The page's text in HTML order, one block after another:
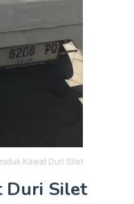
Kawat Duri Silet
Duri Silet